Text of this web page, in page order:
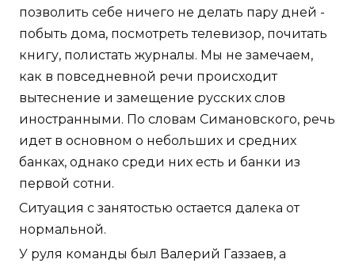
позволить себе ничего не делать пару дней -
побыть дома, посмотреть телевизор, почитать
книгу, полистать журналы. Мы не замечаем,
как в повседневной речи происходит
вытеснение и замещение русских слов
иностранными. По словам Симановского, речь
идет в основном о небольших и средних
банках, однако среди них есть и банки из
первой сотни.
Ситуация с занятостью остается далека от
нормальной.
У руля команды был Валерий Газзаев, а